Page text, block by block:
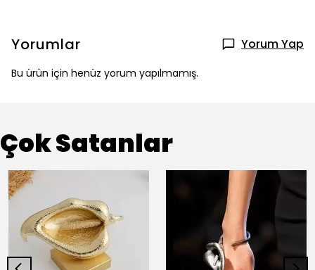
Yorumlar Yorum Yap
Bu ürün için henüz yorum yapılmamış.
Çok Satanlar